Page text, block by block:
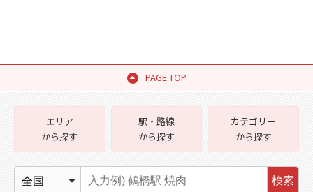
PAGE TOP
エリア
から探す
駅・路線
から探す
カテゴリー
から探す
検索